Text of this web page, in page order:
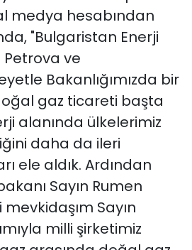
medya hesabından
"Bulgaristan Enerji
Petrova ve
Bakanlığımızda bir
gaz ticareti başta
alanında ülkelerimiz
daha da ileri
ele aldık. Ardından
Sayın Rumen
Sayın
milli şirketimiz